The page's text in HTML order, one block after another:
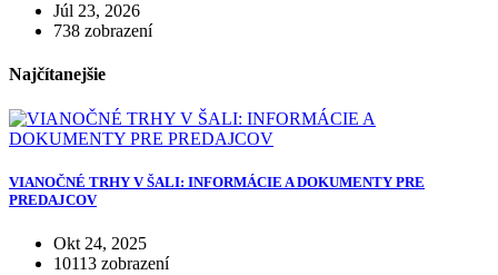
Júl 23, 2026
738 zobrazení
Najčítanejšie
VIANOČNÉ TRHY V ŠALI: INFORMÁCIE A DOKUMENTY PRE
PREDAJCOV
Okt 24, 2025
10113 zobrazení